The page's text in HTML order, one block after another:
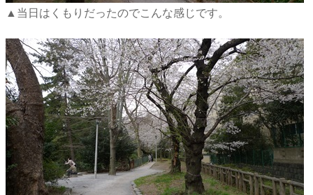
▲当日はくもりだったのでこんな感じです。